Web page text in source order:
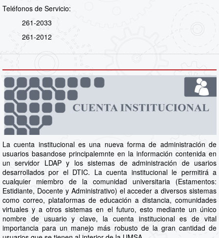
Teléfonos de Servicio:
261-2033
261-2012
La cuenta institucional es una nueva forma de administración de
usuarios basandose principalemnte en la información contenida en
un servidor LDAP y los sistemas de administración de usarios
desarrollados por el DTIC. La cuenta institucional le permitirá a
cualquier miembro de la comunidad universitaria (Estamentos:
Estidiante, Docente y Administrativo) el acceder a diversos sistemas
como correo, plataformas de educación a distancia, comunidades
virtuales y a otros sistemas en el futuro, esto mediante un único
nombre de usuario y clave, la cuenta institucional es de vital
importancia para un manejo más robusto de la gran cantidad de